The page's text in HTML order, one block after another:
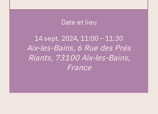
Date et lieu
14 sept. 2024, 11:00 – 11:30
Aix-les-Bains, 6 Rue des Prés
Riants, 73100 Aix-les-Bains,
France